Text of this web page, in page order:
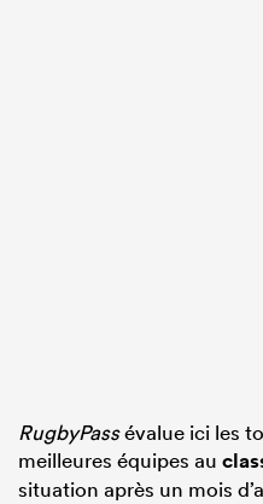
RugbyPassévalue ici les
meilleures équipes au
situation après un mois